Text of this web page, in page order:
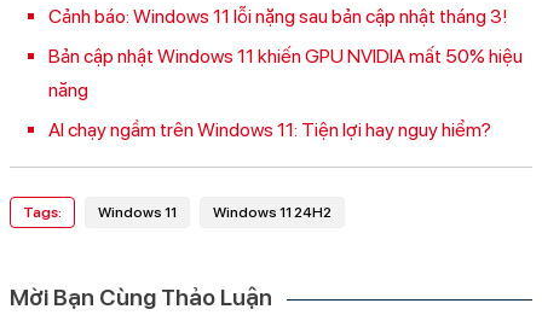
Cảnh báo: Windows 11 lỗi nặng sau bản cập nhật tháng 3!
Bản cập nhật Windows 11 khiến GPU NVIDIA mất 50% hiệu
năng
AI chạy ngầm trên Windows 11: Tiện lợi hay nguy hiểm?
Tags: Windows 11 Windows 11 24H2
Mời Bạn Cùng Thảo Luận